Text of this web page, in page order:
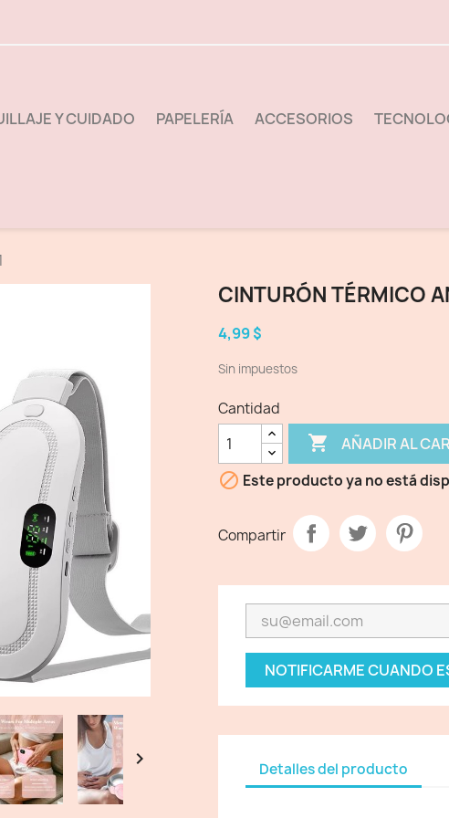
Y CUIDADO PAPELERÍA ACCESORIOS

CINTURÓN TÉRMICO
4,99 $
Sin impuestos
Cantidad
 AÑADIR AL
 Este producto ya no está
Compartir
NOTIFICARME CUANDO
Detalles del producto